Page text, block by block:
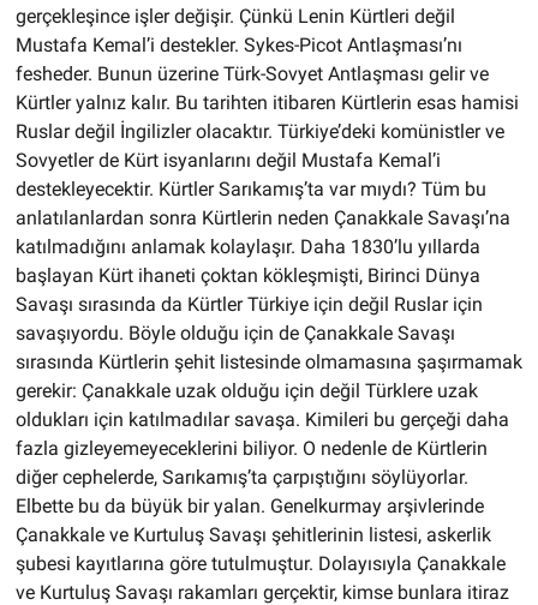
gerçekleşince işler değişir. Çünkü Lenin Kürtleri değil
Mustafa Kemal’i destekler. Sykes-Picot Antlaşması’nı
fesheder. Bunun üzerine Türk-Sovyet Antlaşması gelir ve
Kürtler yalnız kalır. Bu tarihten itibaren Kürtlerin esas hamisi
Ruslar değil İngilizler olacaktır. Türkiye’deki komünistler ve
Sovyetler de Kürt isyanlarını değil Mustafa Kemal’i
destekleyecektir. Kürtler Sarıkamış’ta var mıydı? Tüm bu
anlatılanlardan sonra Kürtlerin neden Çanakkale Savaşı’na
katılmadığını anlamak kolaylaşır. Daha 1830’lu yıllarda
başlayan Kürt ihaneti çoktan kökleşmişti, Birinci Dünya
Savaşı sırasında da Kürtler Türkiye için değil Ruslar için
savaşıyordu. Böyle olduğu için de Çanakkale Savaşı
sırasında Kürtlerin şehit listesinde olmamasına şaşırmamak
gerekir: Çanakkale uzak olduğu için değil Türklere uzak
oldukları için katılmadılar savaşa. Kimileri bu gerçeği daha
fazla gizleyemeyeceklerini biliyor. O nedenle de Kürtlerin
diğer cephelerde, Sarıkamış’ta çarpıştığını söylüyorlar.
Elbette bu da büyük bir yalan. Genelkurmay arşivlerinde
Çanakkale ve Kurtuluş Savaşı şehitlerinin listesi, askerlik
şubesi kayıtlarına göre tutulmuştur. Dolayısıyla Çanakkale
ve Kurtuluş Savaşı rakamları gerçektir, kimse bunlara itiraz